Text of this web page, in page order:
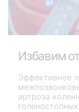
Избавим
Эффективное
артроза